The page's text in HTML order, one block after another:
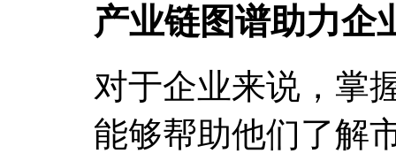
产业链图谱助力企
对于企业来说，掌
能够帮助他们了解